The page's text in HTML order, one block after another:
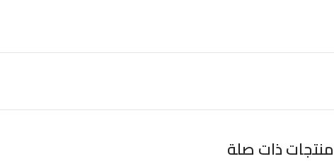
منتجات ذات صلة